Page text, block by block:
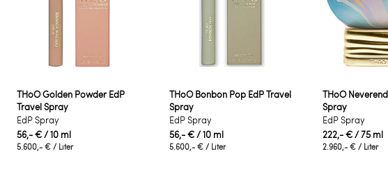
THoO Golden Powder EdP
Travel Spray
EdP Spray
56,- €/ 10 ml
5.600,- €/ Liter
THoO Bonbon Pop EdP Travel
Spray
EdP Spray
56,- €/ 10 ml
5.600,- € / Liter
THoO
Spray
EdP Spray
222,- €/ 75 ml
2.960,- €/ Liter